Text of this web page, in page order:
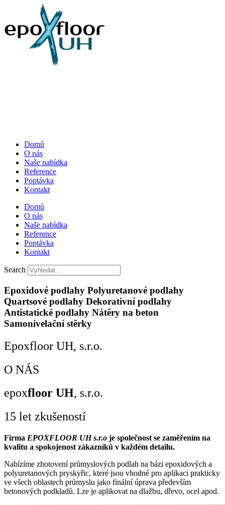
obsahu
Domů
O nás
Naše nabídka
Reference
Poptávka
Kontakt
Domů
O nás
Naše nabídka
Reference
Poptávka
Kontakt
Search
Epoxidové podlahy Polyuretanové podlahy
Quartsové podlahy Dekorativní podlahy
Antistatické podlahy Nátěry na beton
Samonivelační stěrky
Epoxfloor UH, s.r.o.
O NÁS
epoxfloor UH, s.r.o.
15 let zkušeností
Firma EPOXFLOOR UH s.r.o je společnost se zaměřením na
kvalitu a spokojenost zákazníků v každém detailu.
Nabízíme zhotovení průmyslových podlah na bázi epoxidových a
polyuretanových pryskyřic, které jsou vhodné pro aplikaci prakticky
ve všech oblastech průmyslu jako finální úprava především
betonových podkladů. Lze je aplikovat na dlažbu, dřevo, ocel apod.